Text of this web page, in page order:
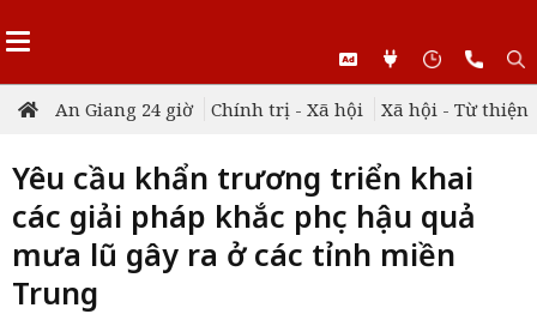
An Giang 24 giờ Chính trị - Xã hội Xã hội - Từ thiện
Yêu cầu khẩn trương triển khai
các giải pháp khắc phục hậu quả
mưa lũ gây ra ở các tỉnh miền
Trung